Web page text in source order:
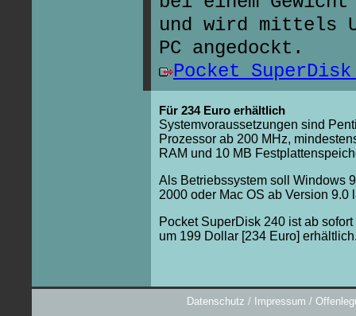
und wird mittels
PC angedockt.
Pocket
Für 234 Euro erhältlich
Systemvoraussetzungen sind
Prozessor ab 200 MHz,
RAM und 10 MB
Als Betriebssystem soll Windows
2000 oder Mac OS ab Version 9.0
Pocket SuperDisk 240 ist ab
um 199 Dollar [234 Euro]
Datenschutz / Impressum /